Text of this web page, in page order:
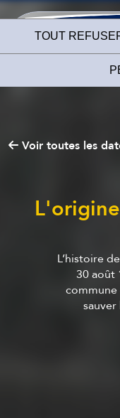
Voir toutes les
L’histoire
30 août
commune
utilise
Nous utilisons des
fonctionnement de
pouvez changer
présente sur
services tiers,
TOUT